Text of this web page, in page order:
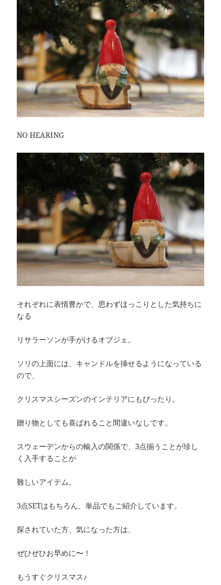
NO HEARING
それぞれに表情豊かで、思わずほっこりとした気持ちに
なる
リサラーソンが手がけるオブジェ。
ソリの上面には、キャンドルを挿せるようになっている
ので、
クリスマスシーズンのインテリアにもぴったり。
贈り物としても喜ばれること間違いなしです。
スウェーデンからの輸入の関係で、3点揃うことが珍し
く入手することが
難しいアイテム。
3点SETはもちろん、単品でもご紹介しています。
探されていた方、気になった方は、
ぜひぜひお早めに〜！
もうすぐクリスマス♪